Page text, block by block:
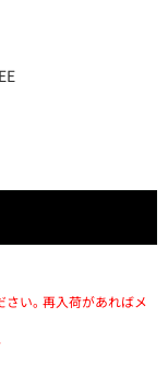
い。再入荷があればメ